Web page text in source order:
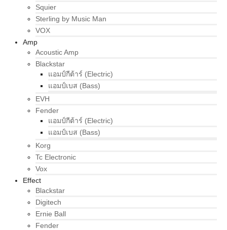
Squier
Sterling by Music Man
VOX
Amp
Acoustic Amp
Blackstar
แอมป์กีต้าร์ (Electric)
แอมป์เบส (Bass)
EVH
Fender
แอมป์กีต้าร์ (Electric)
แอมป์เบส (Bass)
Korg
Tc Electronic
Vox
Effect
Blackstar
Digitech
Ernie Ball
Fender